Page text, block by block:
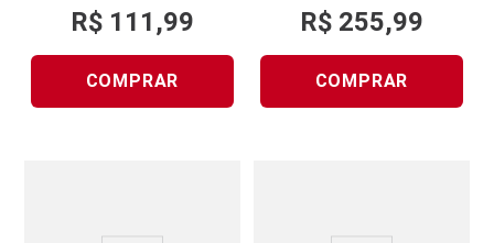
R$ 111 ,99
COMPRAR
R$ 255,99
COMPRAR